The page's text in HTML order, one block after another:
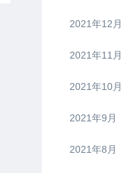
2021年12月
2021年11月
2021年10月
2021年9月
2021年8月